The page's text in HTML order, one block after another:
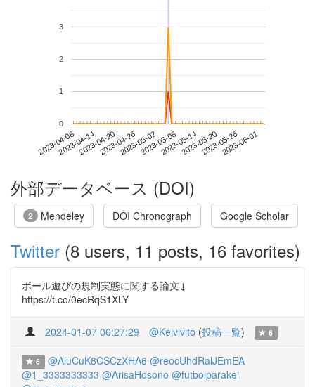
2023-04-082023-04-142023-04-202023-04-262023-05-022023-05-082023-05-142023-05-202023-05-262023-06-01
0
1
2
3
外部データベース (DOI)
2 Mendeley DOI Chronograph Google Scholar
Twitter (8 users, 11 posts, 16 favorites)
ボール遊びの規制実態に関する論文↓
https://t.co/0ecRqS1XLY
2024-01-07 06:27:29 @Keivivito (投稿一覧) 6
6 @AluCuK8CSCzXHA6 @reocUhdRalJEmEA
@1_3333333333 @ArisaHosono @futbolparakei